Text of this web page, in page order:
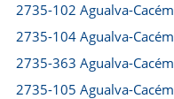
2735-102 Agualva-Cacém
2735-104 Agualva-Cacém
2735-363 Agualva-Cacém
2735-105 Agualva-Cacém